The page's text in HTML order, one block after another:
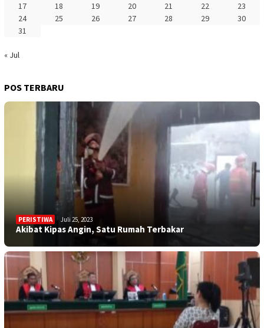
17
18 19 20 21 22
23
24
25 26 27 28 29
30
31
« Jul
POS TERBARU
PERISTIWA Juli 25, 2023
Akibat Kipas Angin, Satu Rumah Terbakar